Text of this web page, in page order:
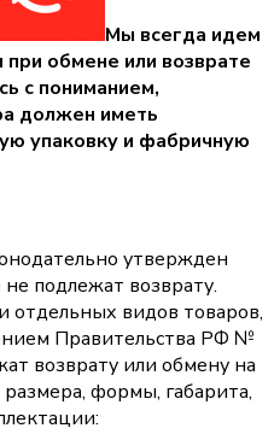
Мы всегда идем
при обмене или возврате
с пониманием,
должен иметь
упаковку и фабричную
утвержден
подлежат возврату.
отдельных видов товаров,
Правительства РФ №
возврату или обмену на
формы, габарита,